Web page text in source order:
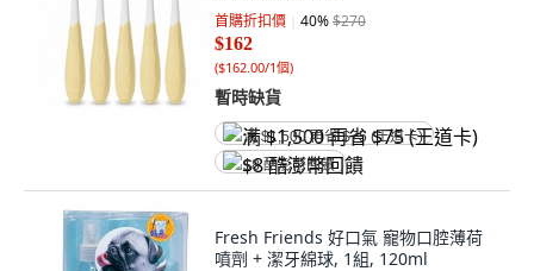
首購折扣價 40%$270
$162
($162.00/1個)
暫時缺貨
满 $1,500 再省 $75 (王道卡)
$8 酷澎幣回饋
Fresh Friends 好口氣 寵物口腔薄荷
噴劑 + 潔牙綿球, 1組, 120ml